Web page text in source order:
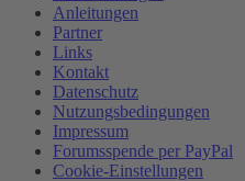
Anleitungen
Partner
Links
Kontakt
Datenschutz
Nutzungsbedingungen
Impressum
Forumsspende per PayPal
Cookie-Einstellungen